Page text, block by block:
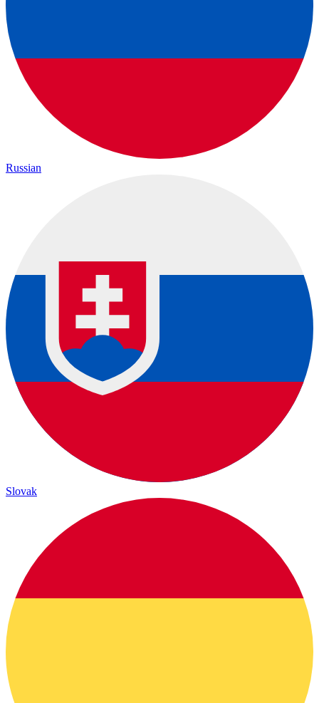
Russian
Slovak